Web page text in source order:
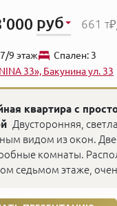
руб 661 т₽
9 этаж
Cпален: 3
33», Бакунина ул. 33
квартира с
Двусторонняя,
видом из окон. Две
комнаты.
седьмом этаже,